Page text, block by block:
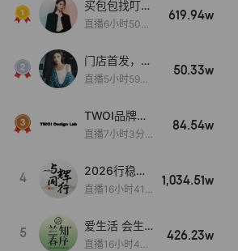
买包包找叮
当,一折购！
直播6小时50分
619.94w
门店首发，秋
款大上新！！
直播5小时59分
50.33w
TWOI品牌直
播间新款上
直播7小时3分5
84.54w
4
2026行稳致
远
直播16小时41
1,034.51w
5
爱生活 会生
活
直播16小时45
426.23w